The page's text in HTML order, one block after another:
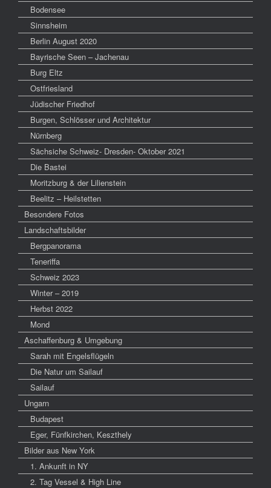
Bodensee
Sinnsheim
Berlin August 2020
Bayrische Seen – Jachenau
Burg Eltz
Ostfriesland
Jüdischer Friedhof
Burgen, Schlösser und Architektur
Nürnberg
Sächsiche Schweiz- Dresden- Oktober 2021
Die Bastei
Moritzburg & der Lilienstein
Beelitz – Heilstetten
Besondere Fotos
Landschaftsbilder
Bergpanorama
Teneriffa
Schweiz 2023
Winter – 2019
Herbst 2022
Mond
Aschaffenburg & Umgebung
Sarah mit Engelsflügeln
Die Natur um Sailauf
Sailauf
Ungarn
Budapest
Eger, Fünfkirchen, Keszthely
Bilder aus New York
1. Ankunft in NY
2. Tag Vessel & High Line